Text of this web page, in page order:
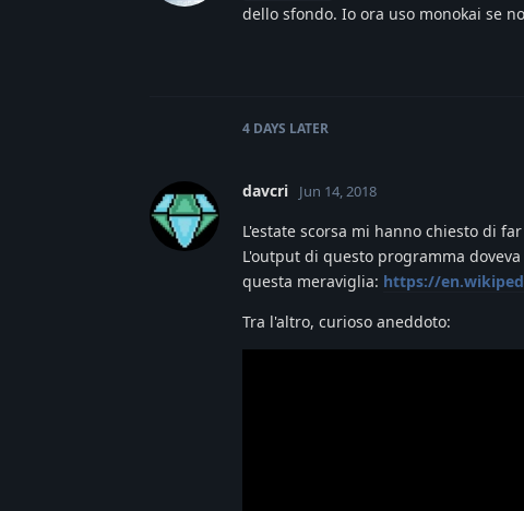
dello sfondo. Io ora uso monokai se
4 DAYS LATER
davcri Jun 14, 2018
L'estate scorsa mi hanno chiesto di
L'output di questo programma
questa meraviglia: https://
Tra l'altro, curioso aneddoto: